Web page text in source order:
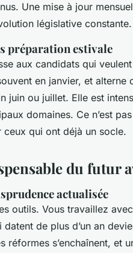
Une mise à jour
législative constante.
préparation estivale
aux candidats qui
en janvier, et alterne
juin ou juillet. Elle est
domaines. Ce n’est
qui ont déjà un socle.
du futur
actualisée
outils. Vous travaillez
de plus d’un an
réformes s’enchaînent, et